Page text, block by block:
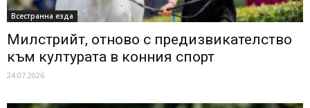
Всестранна езда
Милстрийт, отново с предизвикателство
към културата в конния спорт
24.07.2026